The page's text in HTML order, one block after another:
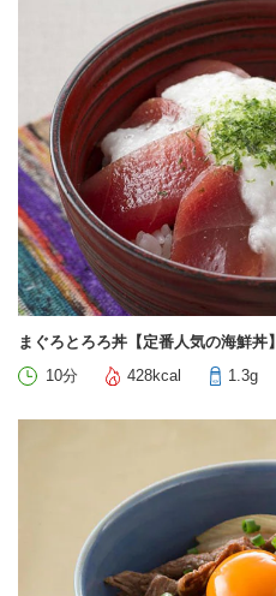
まぐろとろろ丼【定番人気の海鮮丼】
10分
428kcal 1.3g